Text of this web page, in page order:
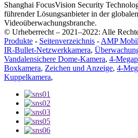
Shanghai FocusVision Security
führender Lösungsanbieter in der globalen
Videoüberwachungsbranche.
© Urheberrecht – 2021–2022: Alle
Produkte - Seitenverzeichnis -AMP
IR-Bullet-Netzwerkkamera,
Vandalensichere Dome-Kamera, 4-
Boxkamera, Zeichen und Anzeige, 4-
Kuppelkamera,